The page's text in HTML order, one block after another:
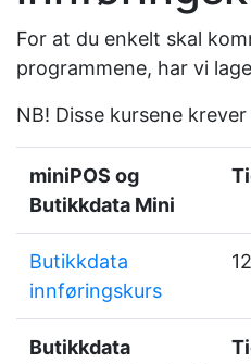
For at du enkelt skal
programmene, har vi
NB! Disse kursene
miniPOS og
Butikkdata Mini
Butikkdata
innføringskurs
Butikkdata